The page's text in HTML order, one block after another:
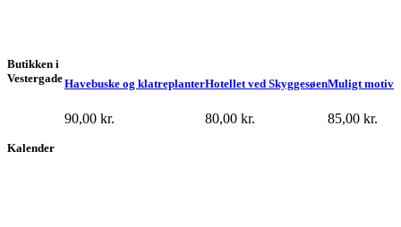
Muligt motiv
85,00 kr.
Hotellet ved Skyggesøen
80,00 kr.
Havebuske og klatreplanter
90,00 kr.
Butikken i
Vestergade
Kalender